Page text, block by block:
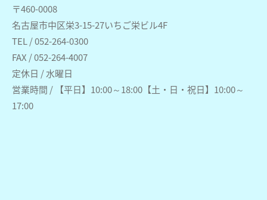
〒460-0008
名古屋市中区栄3-15-27いちご栄ビル4F
TEL / 052-264-0300
FAX / 052-264-4007
定休日 / 水曜日
営業時間 / 【平日】10:00～18:00【土・日・祝日】10:00～
17:00